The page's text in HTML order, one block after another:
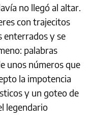
no llegó al altar.
con trajecitos
enterrados y se
palabras
unos números que
la impotencia
y un goteo de
legendario